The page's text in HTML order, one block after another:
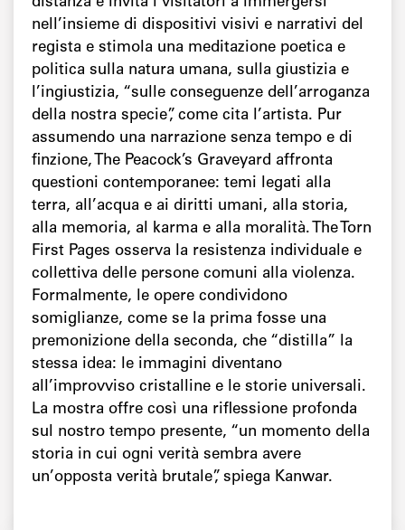
nell’insieme di dispositivi visivi e narrativi del
regista e stimola una meditazione poetica e
politica sulla natura umana, sulla giustizia e
l’ingiustizia, “sulle conseguenze dell’arroganza
della nostra specie”, come cita l’artista. Pur
assumendo una narrazione senza tempo e di
finzione, The Peacock’s Graveyard affronta
questioni contemporanee: temi legati alla
terra, all’acqua e ai diritti umani, alla storia,
alla memoria, al karma e alla moralità. The Torn
First Pages osserva la resistenza individuale e
collettiva delle persone comuni alla violenza.
Formalmente, le opere condividono
somiglianze, come se la prima fosse una
premonizione della seconda, che “distilla” la
stessa idea: le immagini diventano
all’improvviso cristalline e le storie universali.
La mostra offre così una riflessione profonda
sul nostro tempo presente, “un momento della
storia in cui ogni verità sembra avere
un’opposta verità brutale”, spiega Kanwar.